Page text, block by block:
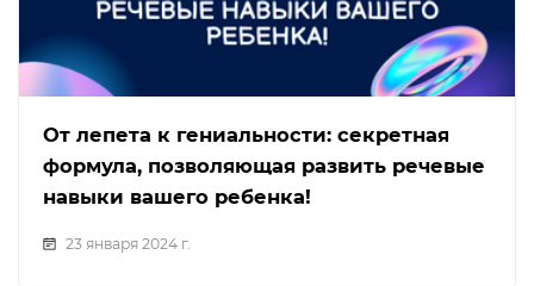
От лепета к гениальности: секретная
формула, позволяющая развить речевые
навыки вашего ребенка!
23 января 2024 г.